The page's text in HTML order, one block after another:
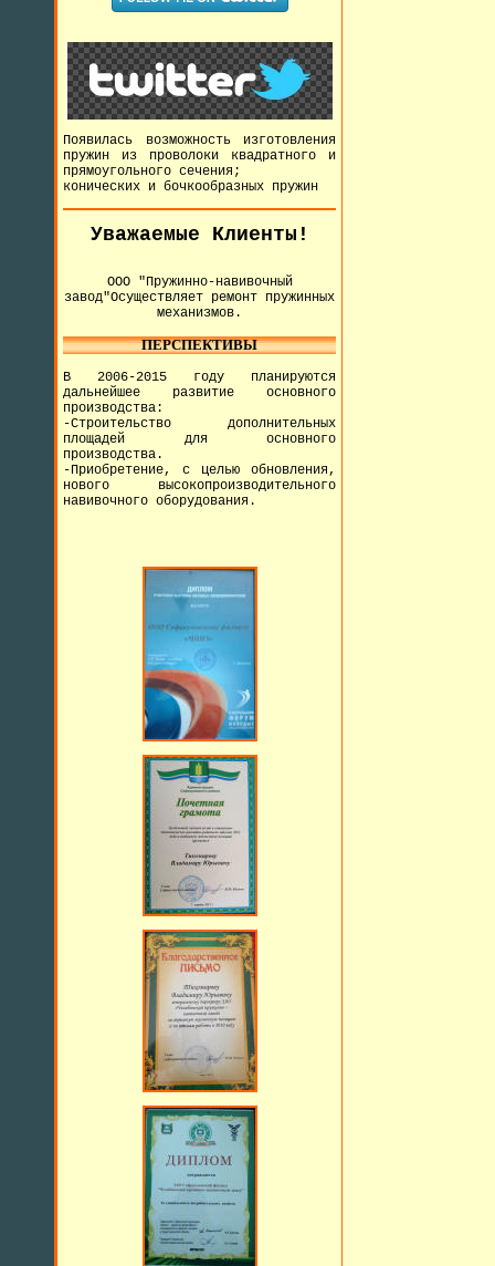
Появилась возможность изготовления
пружин из проволоки квадратного и
прямоугольного сечения;
конических и бочкообразных пружин
Уважаемые Клиенты!
ООО "Пружинно-навивочный
завод"Осуществляет ремонт пружинных
механизмов.
ПЕРСПЕКТИВЫ
В 2006-2015 году планируются
дальнейшее развитие основного
производства:
-Строительство дополнительных
площадей для основного
производства.
-Приобретение, с целью обновления,
нового высокопроизводительного
навивочного оборудования.